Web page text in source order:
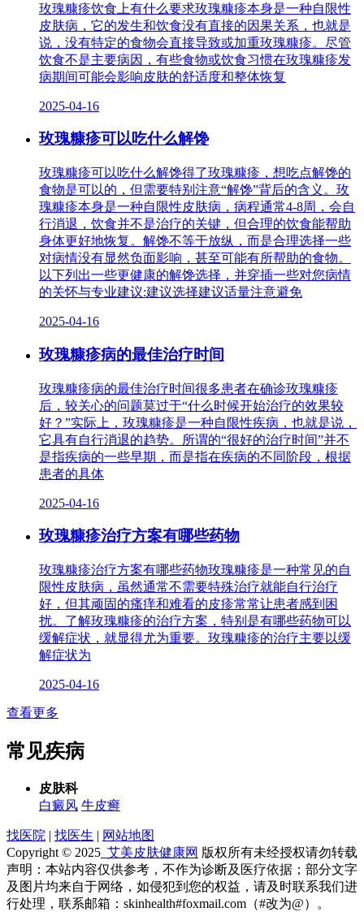
玫瑰糠疹饮食上有什么要求玫瑰糠疹本身是一种自限性
皮肤病，它的发生和饮食没有直接的因果关系，也就是
说，没有特定的食物会直接导致或加重玫瑰糠疹。尽管
饮食不是主要病因，有些食物或饮食习惯在玫瑰糠疹发
病期间可能会影响皮肤的舒适度和整体恢复
2025-04-16
玫瑰糠疹可以吃什么解馋
玫瑰糠疹可以吃什么解馋得了玫瑰糠疹，想吃点解馋的
食物是可以的，但需要特别注意“解馋”背后的含义。玫
瑰糠疹本身是一种自限性皮肤病，病程通常4-8周，会自
行消退，饮食并不是治疗的关键，但合理的饮食能帮助
身体更好地恢复。解馋不等于放纵，而是合理选择一些
对病情没有显然负面影响，甚至可能有所帮助的食物。
以下列出一些更健康的解馋选择，并穿插一些对您病情
的关怀与专业建议:建议选择建议适量注意避免
2025-04-16
玫瑰糠疹病的最佳治疗时间
玫瑰糠疹病的最佳治疗时间很多患者在确诊玫瑰糠疹
后，较关心的问题莫过于“什么时候开始治疗的效果较
好？”实际上，玫瑰糠疹是一种自限性疾病，也就是说，
它具有自行消退的趋势。所谓的“很好的治疗时间”并不
是指疾病的一些早期，而是指在疾病的不同阶段，根据
患者的具体
2025-04-16
玫瑰糠疹治疗方案有哪些药物
玫瑰糠疹治疗方案有哪些药物玫瑰糠疹是一种常见的自
限性皮肤病，虽然通常不需要特殊治疗就能自行治疗
好，但其顽固的瘙痒和难看的皮疹常常让患者感到困
扰。了解玫瑰糠疹的治疗方案，特别是有哪些药物可以
缓解症状，就显得尤为重要。玫瑰糠疹的治疗主要以缓
解症状为
2025-04-16
查看更多
常见疾病
皮肤科
白癜风 牛皮癣
找医院 | 找医生 | 网站地图
Copyright © 2025 艾美皮肤健康网 版权所有未经授权请勿转载
声明：本站内容仅供参考，不作为诊断及医疗依据；部分文字
及图片均来自于网络，如侵犯到您的权益，请及时联系我们进
行处理，联系邮箱：skinhealth#foxmail.com（#改为@）。